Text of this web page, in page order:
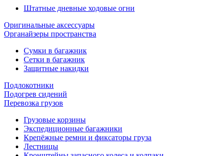
Штатные дневные ходовые огни
Оригинальные аксессуары
Органайзеры пространства
Сумки в багажник
Сетки в багажник
Защитные накидки
Подлокотники
Подогрев сидений
Перевозка грузов
Грузовые корзины
Экспедиционные багажники
Крепёжные ремни и фиксаторы груза
Лестницы